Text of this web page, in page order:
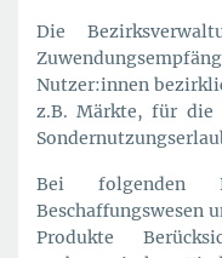
Die
Nutzer:innen
z.B. Märkte, für die
Bei folgenden
Beschaffungswesen
Produkte